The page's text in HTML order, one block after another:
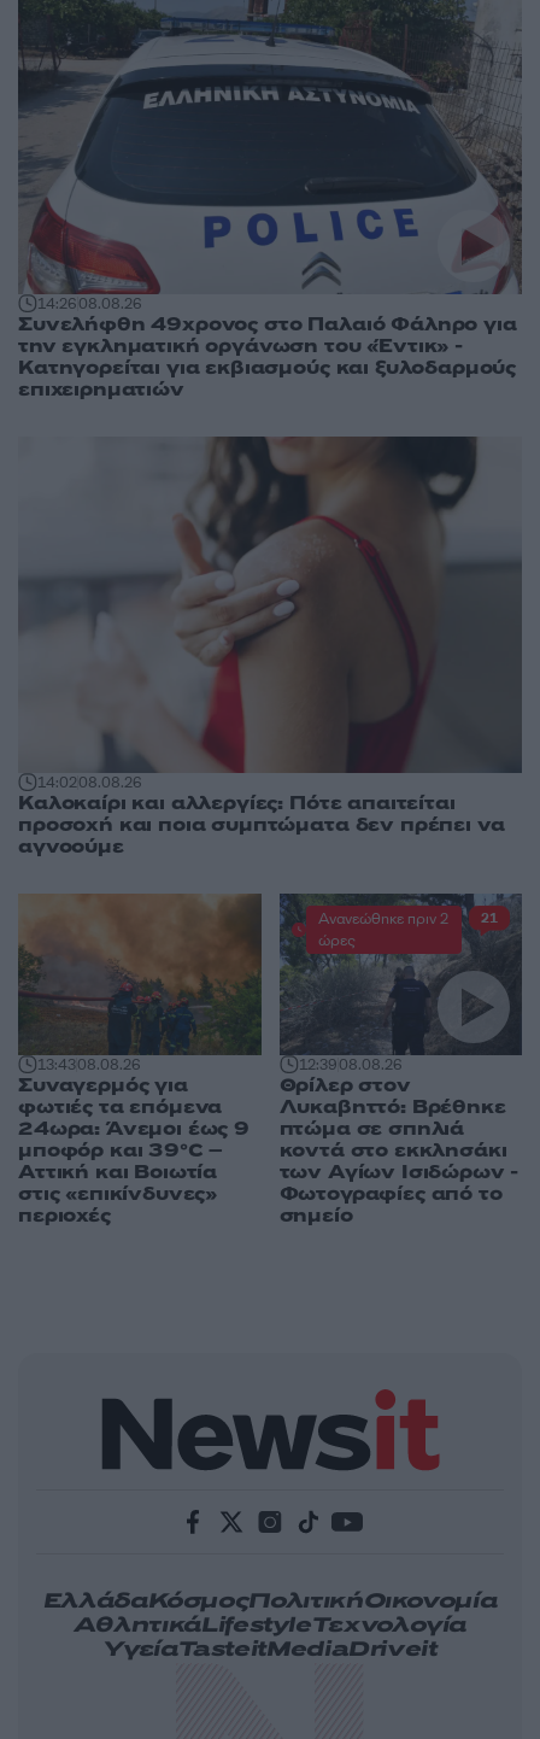
14:2608.08.26
Συνελήφθη 49χρονος στο Παλαιό Φάληρο για
την εγκληματική οργάνωση του «Έντικ» -
Κατηγορείται για εκβιασμούς και ξυλοδαρμούς
επιχειρηματιών
14:0208.08.26
Καλοκαίρι και αλλεργίες: Πότε απαιτείται
προσοχή και ποια συμπτώματα δεν πρέπει να
αγνοούμε
13:4308.08.26
Συναγερμός για
φωτιές τα επόμενα
24ωρα: Άνεμοι έως 9
μποφόρ και 39°C –
Αττική και Βοιωτία
στις «επικίνδυνες»
περιοχές
12:3908.08.26
Θρίλερ στον
Λυκαβηττό: Βρέθηκε
πτώμα σε σπηλιά
κοντά στο εκκλησάκι
των Αγίων Ισιδώρων -
Φωτογραφίες από το
σημείο
Ανανεώθηκε πριν 2
ώρες
21
ΕλλάδαΚόσμοςΠολιτικήΟικονομία
ΑθλητικάLifestyleΤεχνολογία
ΥγείαTasteitMediaDriveit